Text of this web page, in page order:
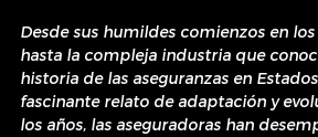
Desde sus humildes comienzos en
hasta la compleja industria que
historia de las aseguranzas en
fascinante relato de adaptación y
los años, las aseguradoras han